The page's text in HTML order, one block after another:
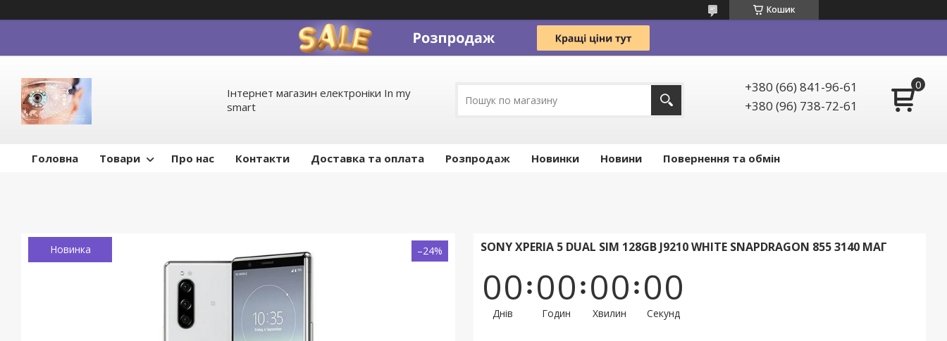
Кошик
Інтернет магазин електроніки In my
smart
+380 (66) 841-96-61
+380 (96) 738-72-61
Головна Товари Про нас Контакти Доставка та оплата Pозпродаж Новинки Новини Повернення та обмін
Новинка –24% SONY XPERIA 5 DUAL SIM 128GB J9210 WHITE SNAPDRAGON 855 3140 МАГ
00
Днів
00
Годин
00
Хвилин
00
Секунд